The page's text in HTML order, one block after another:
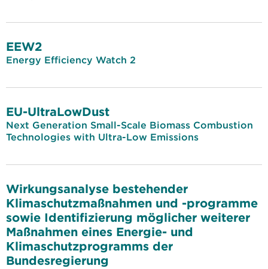
EEW2
Energy Efficiency Watch 2
EU-UltraLowDust
Next Generation Small-Scale Biomass Combustion
Technologies with Ultra-Low Emissions
Wirkungsanalyse bestehender
Klimaschutzmaßnahmen und -programme
sowie Identifizierung möglicher weiterer
Maßnahmen eines Energie- und
Klimaschutzprogramms der
Bundesregierung